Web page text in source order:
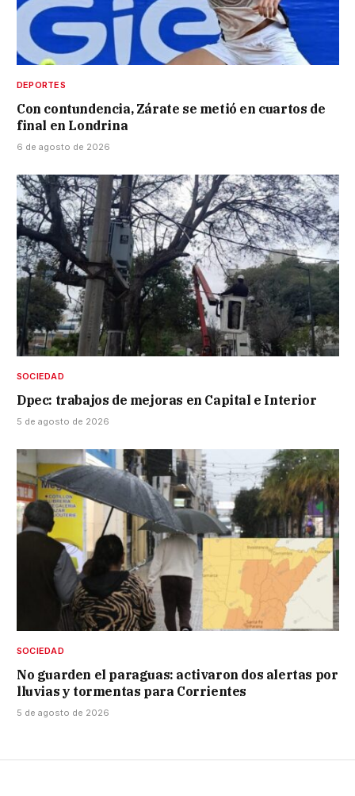
DEPORTES
Con contundencia, Zárate se metió en cuartos de
final en Londrina
6 de agosto de 2026
SOCIEDAD
Dpec: trabajos de mejoras en Capital e Interior
5 de agosto de 2026
SOCIEDAD
No guarden el paraguas: activaron dos alertas por
lluvias y tormentas para Corrientes
5 de agosto de 2026